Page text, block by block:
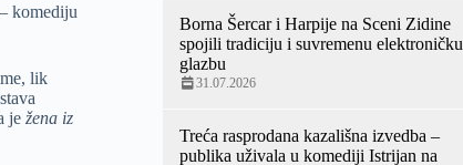
– komediju
lik
je žena iz
Borna Šercar i Harpije na Sceni Zidine
spojili tradiciju i suvremenu elektroničku
glazbu
31.07.2026
Treća rasprodana kazališna izvedba –
publika uživala u komediji Istrijan na